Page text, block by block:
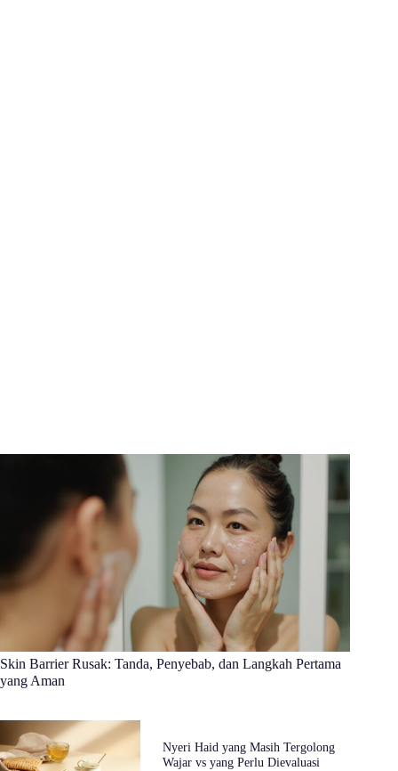
Skin Barrier Rusak: Tanda, Penyebab, dan Langkah Pertama
yang Aman
Nyeri Haid yang Masih Tergolong
Wajar vs yang Perlu Dievaluasi